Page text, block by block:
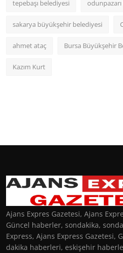
tepebaşı belediyesi
sakarya büyükşehir belediyesi
ahmet ataç Bursa Büyükşehir
Kazım Kurt
Ajans Expres Gazetesi, Ajans
Güncel haberler, sondakika,
Express, Ajans Express Gazetesi,
dakika haberleri, eskişehir